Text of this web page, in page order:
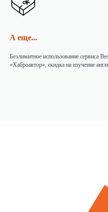
А еще...
Безлимитное использование сервиса
«Хаброавтор», скидка на изучение